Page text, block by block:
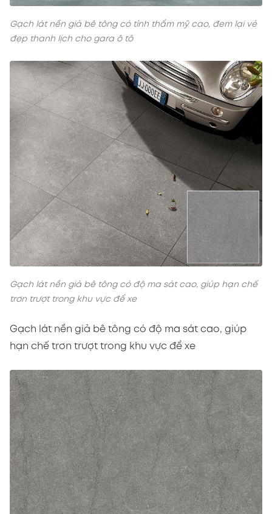
Gạch lát nền giả bê tông có tính thẩm mỹ cao, đem lại vẻ
đẹp thanh lịch cho gara ô tô
Gạch lát nền giả bê tông có độ ma sát cao, giúp hạn chế
trơn trượt trong khu vực để xe
Gạch lát nền giả bê tông có độ ma sát cao, giúp
hạn chế trơn trượt trong khu vực để xe